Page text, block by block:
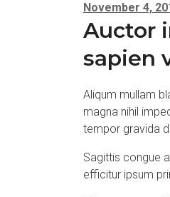
November 4,
Auctor
sapien
Aliqum mullam
magna nihil
tempor gravida
Sagittis congue
efficitur ipsum